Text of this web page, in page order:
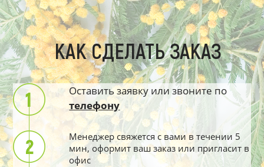
КАК СДЕЛАТЬ ЗАКАЗ
Оставить заявку или звоните по
телефону
Менеджер свяжется с вами в течении 5
мин, оформит ваш заказ или пригласит в
офис